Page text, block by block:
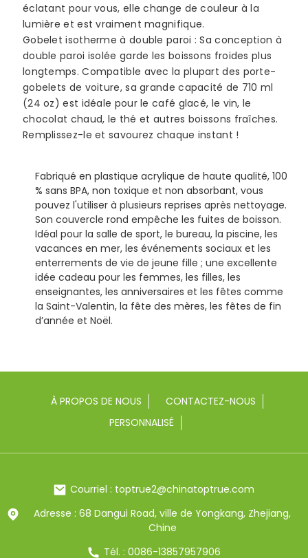
éclatant pour vous, elle change de couleur à la
lumière et est vraiment magnifique.
Gobelet isotherme à double paroi : Sa conception à
double paroi isolée garde les boissons froides plus
longtemps. Compatible avec la plupart des porte-
gobelets de voiture, sa grande capacité de 710 ml
(24 oz) est idéale pour le café glacé, le vin, le
chocolat chaud, le thé et autres boissons fraîches.
Remplissez-le et savourez chaque instant !
Fabriqué en plastique acrylique de haute qualité, 100
% sans BPA, non toxique et non absorbant, vous
pouvez l'utiliser à plusieurs reprises après nettoyage.
Son couvercle rond empêche les fuites de boisson.
Idéal pour la salle de sport, le bureau, la piscine, les
vacances en mer, les événements sociaux et les
enterrements de vie de jeune fille ; une excellente
idée cadeau pour les femmes, les filles, les
enseignantes, les anniversaires et les fêtes comme
la Saint-Valentin, la fête des mères, les fêtes de fin
d’année et Noël.
À PROPOS DE NOUS
CONTACTEZ-NOUS
PERSONNALISÉ
Courriel : toptrue2@chinatoptrue.com
Adresse : 68 Dangui Road, ville de Yongkang, Zhejiang,
Chine
Tél. : 0086-13857957906